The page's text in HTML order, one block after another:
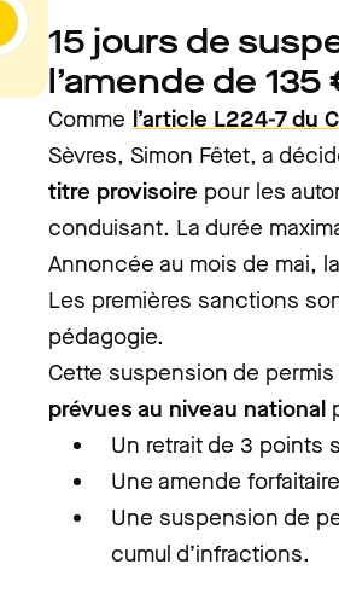
15 jours de
l’amende de 135
Comme l’article L224-7 du
Sèvres, Simon Fêtet, a
titre provisoire pour les
conduisant. La durée
Annoncée au mois de mai,
Les premières sanctions
pédagogie.
Cette suspension de permis
prévues au niveau national
Un retrait de 3 points
Une amende
Une suspension de
cumul d’infractions.